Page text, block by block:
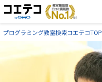
プログラミング教室検索コエテコTOP